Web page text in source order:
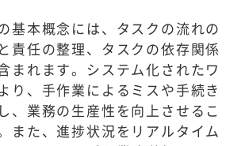
基本概念には、タスクの流れの
責任の整理、タスクの依存関係
まれます。システム化されたワ
り、手作業によるミスや手続き
、業務の生産性を向上させるこ
また、進捗状況をリアルタイム